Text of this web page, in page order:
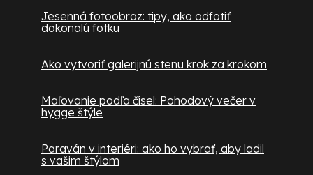
Jesenná fotoobraz: tipy, ako odfotiť
dokonalú fotku
Ako vytvoriť galerijnú stenu krok za krokom
Maľovanie podľa čísel: Pohodový večer v
hygge štýle
Paraván v interiéri: ako ho vybrať, aby ladil
s vašim štýlom